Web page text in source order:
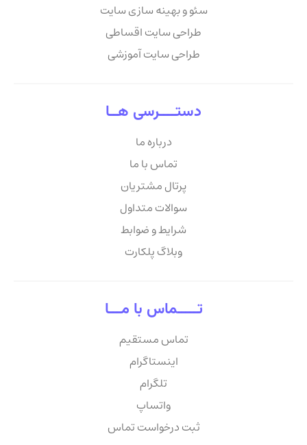
سئو و بهینه سازی سایت
طراحی سایت اقساطی
طراحی سایت آموزشی
دستــــرسی هــا
درباره ما
تماس با ما
پرتال مشتریان
سوالات متداول
شرایط و ضوابط
وبلاگ پلکارت
تـــــماس با مـــا
تماس مستقیم
اینستاگرام
تلگرام
واتساپ
ثبت درخواست تماس